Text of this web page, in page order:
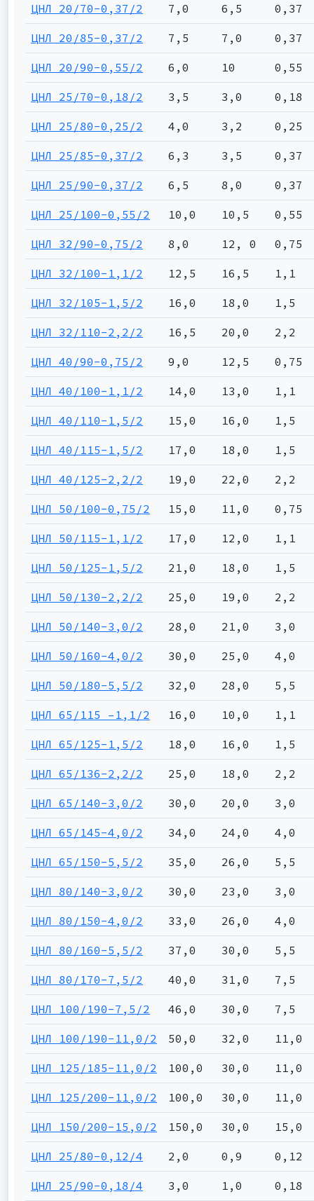
ЦНЛ 20/70-0,37/2 7,0 6,5 0,37
ЦНЛ 20/85-0,37/2 7,5 7,0 0,37
ЦНЛ 20/90-0,55/2 6,0 10 0,55
ЦНЛ 25/70-0,18/2 3,5 3,0 0,18
ЦНЛ 25/80-0,25/2 4,0 3,2 0,25
ЦНЛ 25/85-0,37/2 6,3 3,5 0,37
ЦНЛ 25/90-0,37/2 6,5 8,0 0,37
ЦНЛ 25/100-0,55/2 10,0 10,5 0,55
ЦНЛ 32/90–0,75/2 8,0 12, 0 0,75
ЦНЛ 32/100-1,1/2 12,5 16,5 1,1
ЦНЛ 32/105-1,5/2 16,0 18,0 1,5
ЦНЛ 32/110-2,2/2 16,5 20,0 2,2
ЦНЛ 40/90-0,75/2 9,0 12,5 0,75
ЦНЛ 40/100-1,1/2 14,0 13,0 1,1
ЦНЛ 40/110-1,5/2 15,0 16,0 1,5
ЦНЛ 40/115-1,5/2 17,0 18,0 1,5
ЦНЛ 40/125-2,2/2 19,0 22,0 2,2
ЦНЛ 50/100-0,75/2 15,0 11,0 0,75
ЦНЛ 50/115-1,1/2 17,0 12,0 1,1
ЦНЛ 50/125-1,5/2 21,0 18,0 1,5
ЦНЛ 50/130-2,2/2 25,0 19,0 2,2
ЦНЛ 50/140-3,0/2 28,0 21,0 3,0
ЦНЛ 50/160-4,0/2 30,0 25,0 4,0
ЦНЛ 50/180-5,5/2 32,0 28,0 5,5
ЦНЛ 65/115 –1,1/2 16,0 10,0 1,1
ЦНЛ 65/125-1,5/2 18,0 16,0 1,5
ЦНЛ 65/136-2,2/2 25,0 18,0 2,2
ЦНЛ 65/140-3,0/2 30,0 20,0 3,0
ЦНЛ 65/145-4,0/2 34,0 24,0 4,0
ЦНЛ 65/150-5,5/2 35,0 26,0 5,5
ЦНЛ 80/140-3,0/2 30,0 23,0 3,0
ЦНЛ 80/150-4,0/2 33,0 26,0 4,0
ЦНЛ 80/160-5,5/2 37,0 30,0 5,5
ЦНЛ 80/170-7,5/2 40,0 31,0 7,5
ЦНЛ 100/190-7,5/2 46,0 30,0 7,5
ЦНЛ 100/190-11,0/2 50,0 32,0 11,0
ЦНЛ 125/185-11,0/2 100,0 30,0 11,0
ЦНЛ 125/200-11,0/2 100,0 30,0 11,0
ЦНЛ 150/200-15,0/2 150,0 30,0 15,0
ЦНЛ 25/80-0,12/4 2,0 0,9 0,12
ЦНЛ 25/90-0,18/4 3,0 1,0 0,18